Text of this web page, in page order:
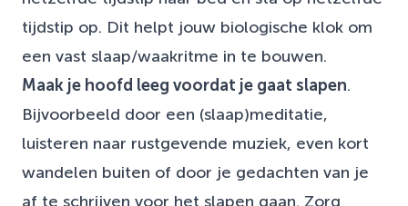
tijdstip op. Dit helpt jouw biologische klok om
een vast slaap/waakritme in te bouwen.
Maak je hoofd leeg voordat je gaat slapen.
Bijvoorbeeld door een (slaap)meditatie,
luisteren naar rustgevende muziek, even kort
wandelen buiten of door je gedachten van je
af te schrijven voor het slapen gaan. Zorg